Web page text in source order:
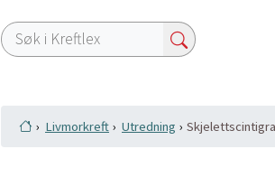
Livmorkreft Utredning